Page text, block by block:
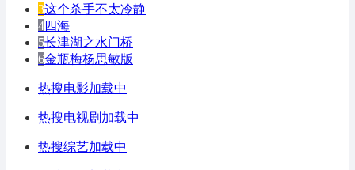
3这个杀手不太冷静
4四海
5长津湖之水门桥
6金瓶梅杨思敏版
热搜电影加载中
热搜电视剧加载中
热搜综艺加载中